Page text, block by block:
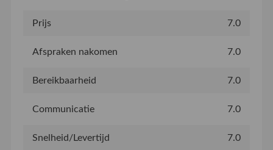
Prijs 7.0
Afspraken nakomen 7.0
Bereikbaarheid 7.0
Communicatie 7.0
Snelheid/Levertijd 7.0